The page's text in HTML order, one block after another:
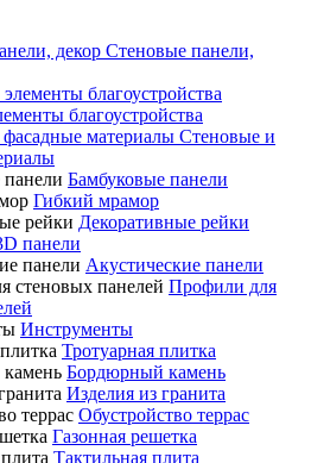
Стеновые панели,
благоустройства
Стеновые и
Бамбуковые панели
Гибкий мрамор
Декоративные рейки
панели
Акустические панели
Профили для
Инструменты
Тротуарная плитка
Бордюрный камень
Изделия из гранита
Обустройство террас
Газонная решетка
Тактильная плита